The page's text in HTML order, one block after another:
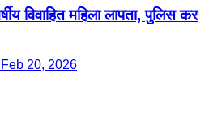
विवाहित महिला लापता, पुलिस कर
20, 2026